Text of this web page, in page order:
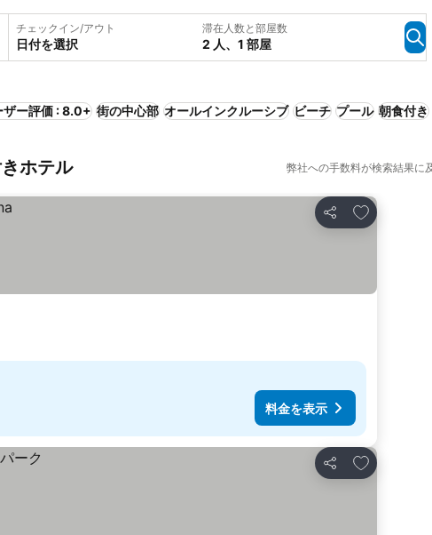
チェックイン/アウト
日付を選択
滞在人数と部屋数
2 人、1 部屋
ザー評価 : 8.0+ 街の中心部 オールインクルーシブ ビーチ プール 朝食付き
ホテル 弊社への手数料が検索結果に
シェア
お気に入り
料金を表示
シェア
お気に入り